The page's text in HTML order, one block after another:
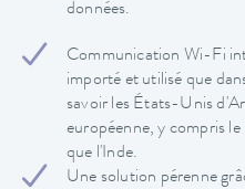
données.
Communication Wi-Fi
importé et utilisé que
savoir les États-Unis
européenne, y compris
que l'Inde.
Une solution pérenne